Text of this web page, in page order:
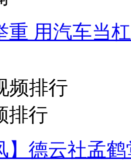
重 用汽车当
频排行
排行
】德云社孟